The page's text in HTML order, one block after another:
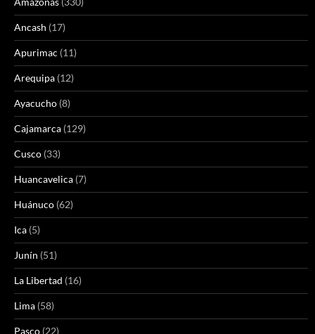
Ancash (17)
Apurimac (11)
Arequipa (12)
Ayacucho (8)
Cajamarca (129)
Cusco (33)
Huancavelica (7)
Huánuco (62)
Ica (5)
Junín (51)
La Libertad (16)
Lima (58)
Pasco (22)